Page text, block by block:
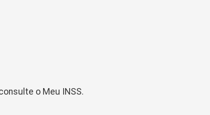
o Meu INSS.